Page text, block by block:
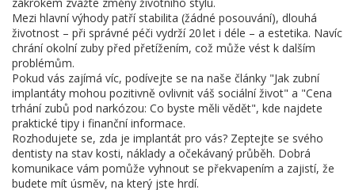
Mezi hlavní výhody patří stabilita (žádné posouvání), dlouhá
životnost – při správné péči vydrží 20 let i déle – a estetika. Navíc
chrání okolní zuby před přetížením, což může vést k dalším
problémům.
Pokud vás zajímá víc, podívejte se na naše články "Jak zubní
implantáty mohou pozitivně ovlivnit váš sociální život" a "Cena
trhání zubů pod narkózou: Co byste měli vědět", kde najdete
praktické tipy i finanční informace.
Rozhodujete se, zda je implantát pro vás? Zeptejte se svého
dentisty na stav kosti, náklady a očekávaný průběh. Dobrá
komunikace vám pomůže vyhnout se překvapením a zajistí, že
budete mít úsměv, na který jste hrdí.